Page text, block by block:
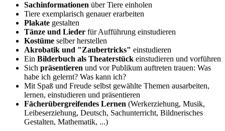
Sachinformationen über Tiere einholen
Tiere exemplarisch genauer erarbeiten
Plakate gestalten
Tänze und Lieder für Aufführung einstudieren
Kostüme selber herstellen
Akrobatik und "Zaubertricks" einstudieren
Ein Bilderbuch als Theaterstück einstudieren und vorführen
Sich präsentieren und vor Publikum auftreten trauen: Was
habe ich gelernt? Was kann ich?
Mit Spaß und Freude selbst gewählte Themen ausarbeiten,
lernen, einstudieren und präsentieren
Fächerübergreifendes Lernen (Werkerziehung, Musik,
Leibeserziehung, Deutsch, Sachunterricht, Bildnerisches
Gestalten, Mathematik, ...)